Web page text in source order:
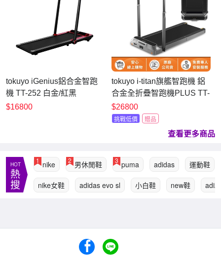
tokuyo iGenius鋁合金智跑
機 TT-252 白金/紅黑
$16800
tokuyo i-titan旗艦智跑機 鋁
合金全折疊智跑機PLUS TT-
239 (健走機/跑步機/慢走機)
$26800
挑戰低價 贈品
查看更多商品
HOT
熱
搜
1 nike 2 男休閒鞋 3 puma adidas 運動鞋
nike女鞋 adidas evo sl 小白鞋 new鞋